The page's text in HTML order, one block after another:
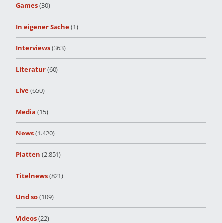
Games(30)
In eigener Sache(1)
Interviews(363)
Literatur(60)
Live(650)
Media (15)
News(1.420)
Platten (2.851)
Titelnews(821)
Und so(109)
Videos(22)